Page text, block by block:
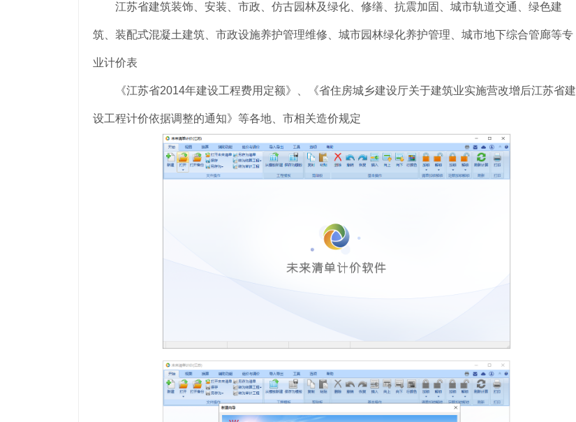
江苏省建筑装饰、安装、市政、仿古园林及绿化、修缮、抗震加固、城市轨道交通、绿色建
筑、装配式混凝土建筑、市政设施养护管理维修、城市园林绿化养护管理、城市地下综合管廊等专
业计价表
《江苏省2014年建设工程费用定额》、《省住房城乡建设厅关于建筑业实施营改增后江苏省建
设工程计价依据调整的通知》等各地、市相关造价规定